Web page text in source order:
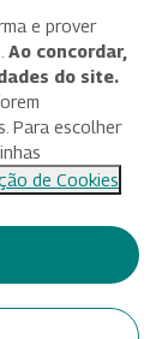
e prover
Ao concordar,
do site.
Para escolher
de Cookies